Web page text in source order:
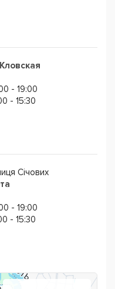
школы
в
смотрят короткие
материал,
запас;
Club): максимум
под руководством
играми.
Кловская
- 19:00
- 15:30
Січових
- 19:00
- 15:30